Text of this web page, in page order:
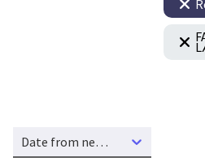
Date from new to old